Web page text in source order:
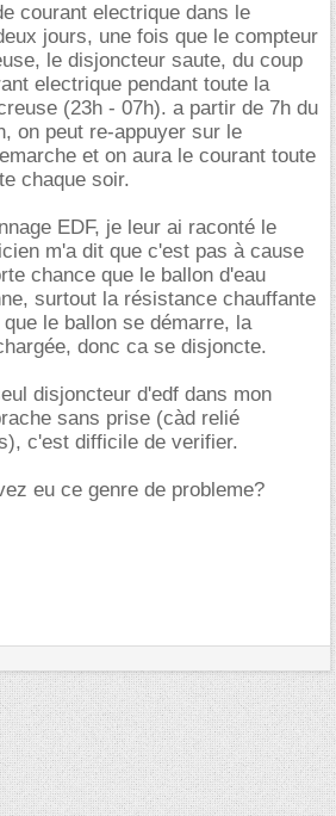
courant electrique dans le
jours, une fois que le compteur
le disjoncteur saute, du coup
electrique pendant toute la
(23h - 07h). a partir de 7h du
on peut re-appuyer sur le
et on aura le courant toute
chaque soir.
EDF, je leur ai raconté le
m'a dit que c'est pas à cause
chance que le ballon d'eau
surtout la résistance chauffante
le ballon se démarre, la
donc ca se disjoncte.
disjoncteur d'edf dans mon
sans prise (càd relié
c'est difficile de verifier.
eu ce genre de probleme?